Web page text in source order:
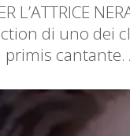
L’ATTRICE
di uno dei
primis